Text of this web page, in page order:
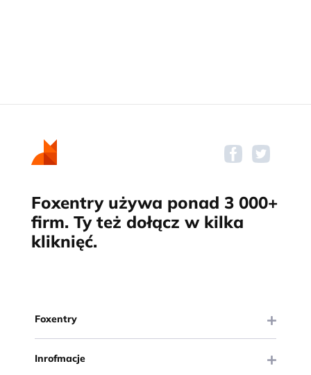
Foxentry używa ponad 3 000+
firm. Ty też dołącz w kilka
kliknięć.
Foxentry
Inrofmacje